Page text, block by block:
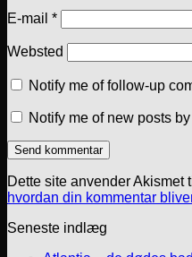
E-mail *
Websted
Notify me of follow-up
Notify me of new posts
Dette site anvender Akismet
hvordan din kommentar
Seneste indlæg